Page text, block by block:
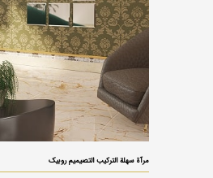
مرآة سهلة التركيب التصيميم روبیک